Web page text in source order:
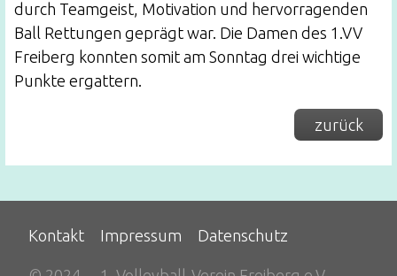
durch Teamgeist, Motivation und hervorragenden
Ball Rettungen geprägt war. Die Damen des 1.VV
Freiberg konnten somit am Sonntag drei wichtige
Punkte ergattern.
zurück
Kontakt Impressum Datenschutz